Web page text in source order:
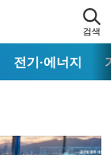
검색
전기·에너지